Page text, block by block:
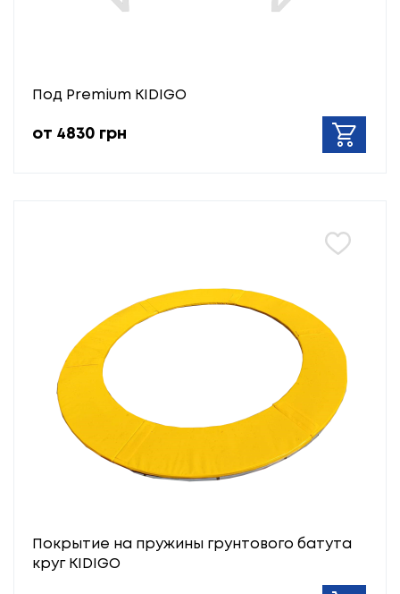
Под Premium KIDIGO
от 4830 грн
Покрытие на пружины грунтового батута
круг KIDIGO